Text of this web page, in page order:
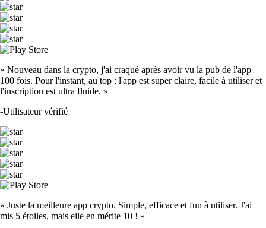
« Nouveau dans la crypto, j'ai craqué après avoir vu la pub de l'app
100 fois. Pour l'instant, au top : l'app est super claire, facile à utiliser et
l'inscription est ultra fluide. »
-Utilisateur vérifié
« Juste la meilleure app crypto. Simple, efficace et fun à utiliser. J'ai
mis 5 étoiles, mais elle en mérite 10 ! »